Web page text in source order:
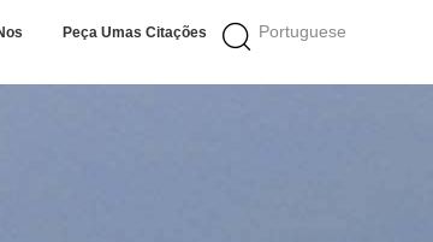
Portuguese
Peça Umas Citações